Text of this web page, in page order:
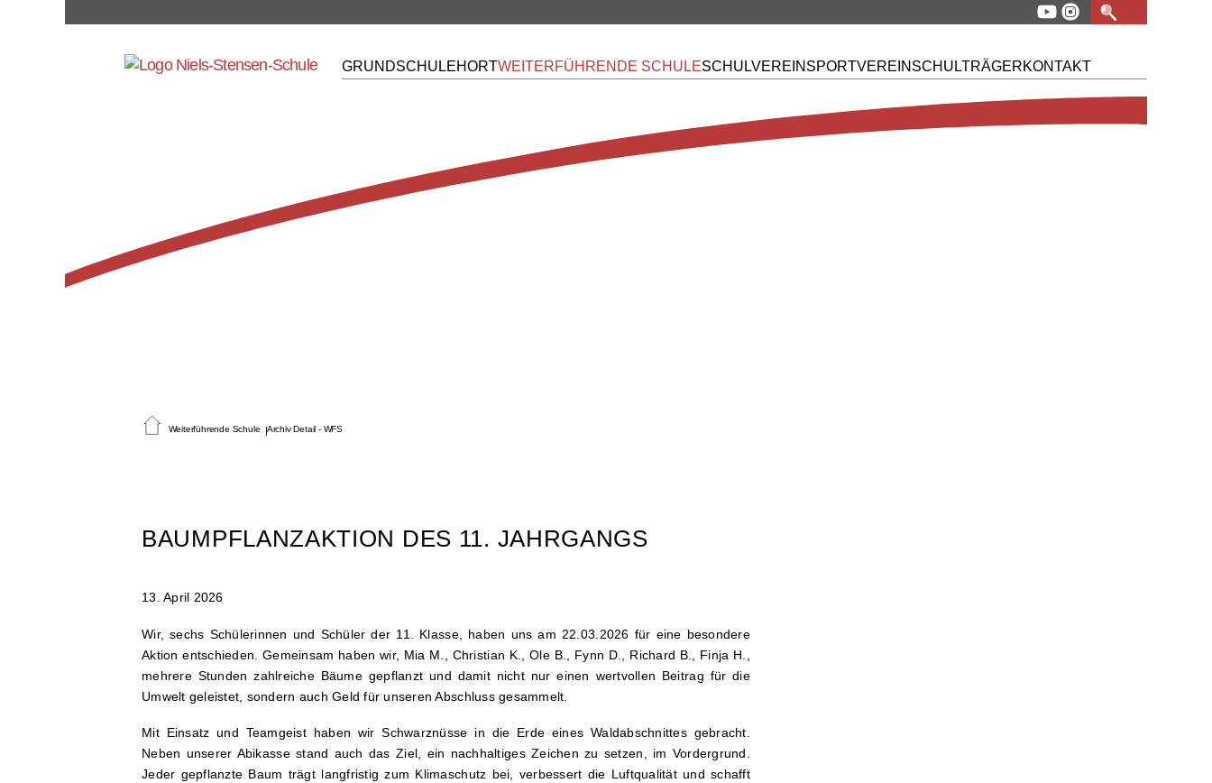
GRUNDSCHULEHORTWEITERFÜHRENDE SCHULESCHULVEREIN SPORTVEREIN SCHULTRÄGERKONTAKT
Weiterführende Schule Archiv Detail - WFS
BAUMPFLANZAKTION DES 11. JAHRGANGS
13. April 2026
Wir, sechs Schülerinnen und Schüler der 11. Klasse, haben uns am 22.03.2026 für eine besondere
Aktion entschieden. Gemeinsam haben wir, Mia M., Christian K., Ole B., Fynn D., Richard B., Finja H.,
mehrere Stunden zahlreiche Bäume gepflanzt und damit nicht nur einen wertvollen Beitrag für die
Umwelt geleistet, sondern auch Geld für unseren Abschluss gesammelt.
Mit Einsatz und Teamgeist haben wir Schwarznüsse in die Erde eines Waldabschnittes gebracht.
Neben unserer Abikasse stand auch das Ziel, ein nachhaltiges Zeichen zu setzen, im Vordergrund.
Jeder gepflanzte Baum trägt langfristig zum Klimaschutz bei, verbessert die Luftqualität und schafft